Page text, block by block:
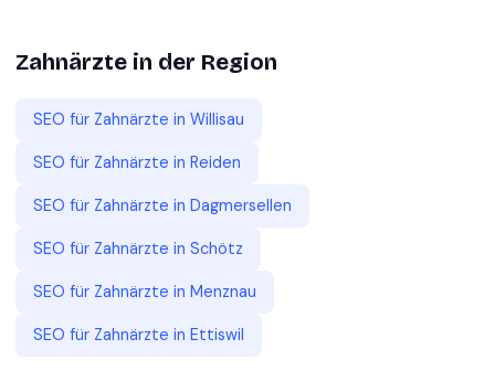
Zahnärzte in der Region
SEO für Zahnärzte in Willisau
SEO für Zahnärzte in Reiden
SEO für Zahnärzte in Dagmersellen
SEO für Zahnärzte in Schötz
SEO für Zahnärzte in Menznau
SEO für Zahnärzte in Ettiswil